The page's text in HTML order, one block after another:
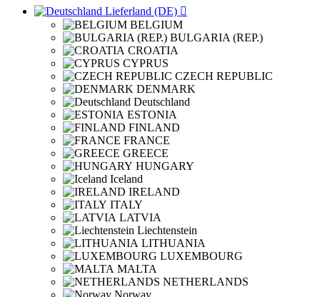
Lieferland (DE) 
BELGIUM
BULGARIA (REP.)
CROATIA
CYPRUS
CZECH REPUBLIC
DENMARK
Deutschland
ESTONIA
FINLAND
FRANCE
GREECE
HUNGARY
Iceland
IRELAND
ITALY
LATVIA
Liechtenstein
LITHUANIA
LUXEMBOURG
MALTA
NETHERLANDS
Norway